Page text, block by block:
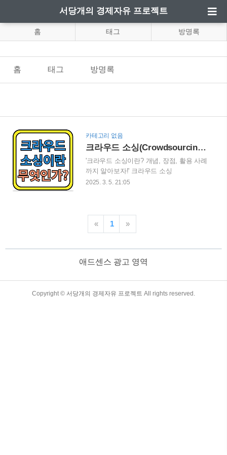
서당개의 경제자유 프로젝트
홈 태그 방명록
홈 태그 방명록
카테고리 없음
크라우드 소싱(Crowdsourcing) : 개념부터 성공 사례까지 완벽 정리!
'크라우드 소싱이란? 개념, 장점, 활용 사례
까지 알아보자!' 크라우드 소싱
(Crowdsourcing)이란 기업이 대중의 아이
보고, 효과적인 활용법을 알아보겠습니
다. 목차 크라우드 소싱(Crowdsourcing)이
라우드 소싱(Crowdsourcing)은 ‘Crowd(대
기업이나 조직이 특정 문제를 해결하거나
아이디어를 얻기 위해 불특정 다수의 사람
2025. 3. 5. 21:05
« 1 »
애드센스 광고 영역
Copyright © 서당개의 경제자유 프로젝트 All rights reserved.
TistoryWhaleSkin3.4